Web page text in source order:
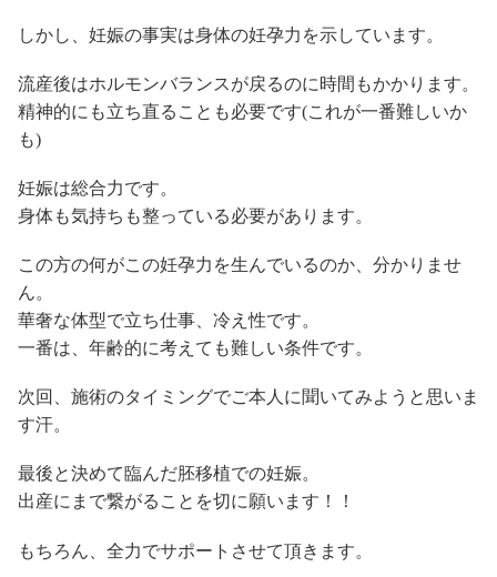
しかし、妊娠の事実は身体の妊孕力を示しています。
流産後はホルモンバランスが戻るのに時間もかかります。
精神的にも立ち直ることも必要です(これが一番難しいか
も)
妊娠は総合力です。
身体も気持ちも整っている必要があります。
この方の何がこの妊孕力を生んでいるのか、分かりませ
ん。
華奢な体型で立ち仕事、冷え性です。
一番は、年齢的に考えても難しい条件です。
次回、施術のタイミングでご本人に聞いてみようと思いま
す汗。
最後と決めて臨んだ胚移植での妊娠。
出産にまで繋がることを切に願います！！
もちろん、全力でサポートさせて頂きます。